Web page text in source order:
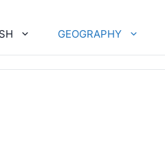
GEOGRAPHY